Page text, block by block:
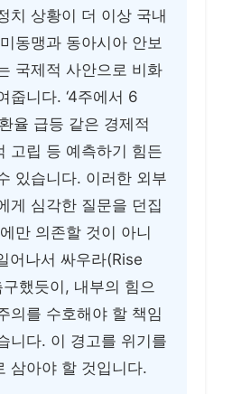
치 상황이 더 이상 국내
동맹과 동아시아 안보
국제적 사안으로 비화
줍니다. ‘4주에서 6
율 급등 같은 경제적
고립 등 예측하기 힘든
있습니다. 이러한 외부
게 심각한 질문을 던집
만 의존할 것이 아니
어나서 싸우라(Rise
했듯이, 내부의 힘으
의를 수호해야 할 책임
니다. 이 경고를 위기를
삼아야 할 것입니다.